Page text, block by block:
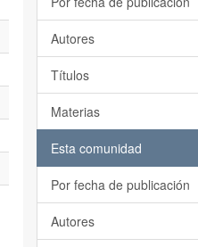
Autores
Títulos
Materias
Esta comunidad
Por fecha de publicación
Autores